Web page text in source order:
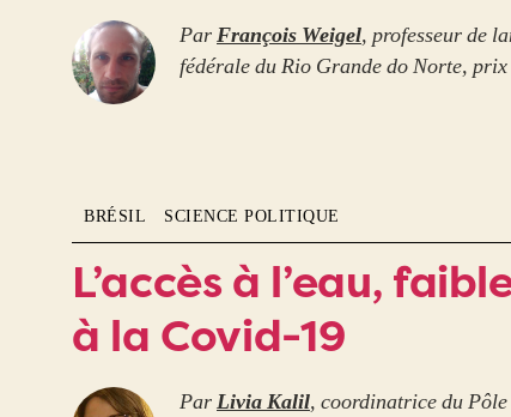
ParFrançois Weigel, professeur de
fédérale du Rio Grande do Norte, prix
BRÉSIL SCIENCE POLITIQUE
L’accès à l’eau,
à la Covid-19
ParLivia Kalil, coordinatrice du